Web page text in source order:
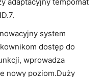
system
dostęp do
wprowadza
nowy poziom.Duży